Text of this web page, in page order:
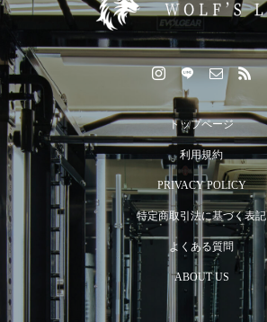
トップページ
利用規約
PRIVACY POLICY
特定商取引法に基づく表記
よくある質問
ABOUT US